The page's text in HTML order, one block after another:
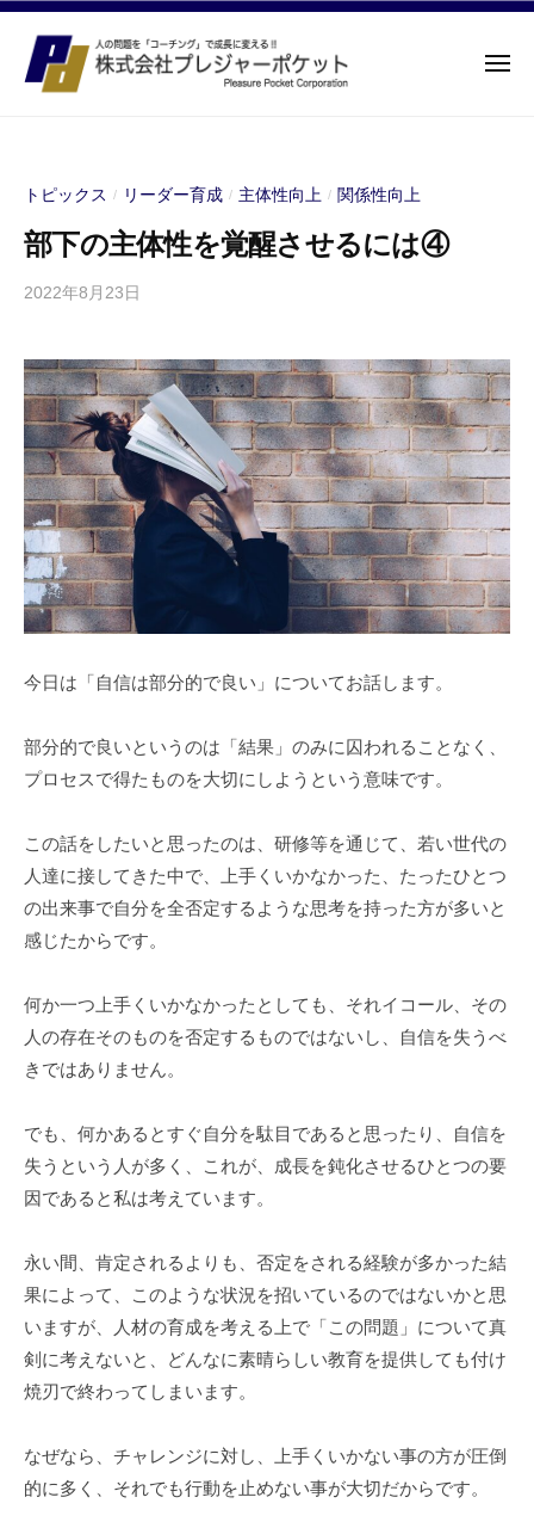
コ
プ
レ
ー
ポ
ケ
ッ
ト
支
援
と
組
革
。
コ
ー
チ
ン
グ
を
ベ
ス
し
た
ル
テ
ィ
グ
会
社
す
。
メ
トピックス / リーダー育成 / 主体性向上 / 関係性向上
部下の主体性を覚醒させるには④
2022年8月23日
p
e
e
d
a
n
今日は「自信は部分的で良い」についてお話します。
部分的で良いというのは「結果」のみに囚われることなく、
プロセスで得たものを大切にしようという意味です。
この話をしたいと思ったのは、研修等を通じて、若い世代の
人達に接してきた中で、上手くいかなかった、たったひとつ
の出来事で自分を全否定するような思考を持った方が多いと
感じたからです。
何か一つ上手くいかなかったとしても、それイコール、その
人の存在そのものを否定するものではないし、自信を失うべ
きではありません。
でも、何かあるとすぐ自分を駄目であると思ったり、自信を
失うという人が多く、これが、成長を鈍化させるひとつの要
因であると私は考えています。
永い間、肯定されるよりも、否定をされる経験が多かった結
果によって、このような状況を招いているのではないかと思
いますが、人材の育成を考える上で「この問題」について真
剣に考えないと、どんなに素晴らしい教育を提供しても付け
焼刃で終わってしまいます。
なぜなら、チャレンジに対し、上手くいかない事の方が圧倒
的に多く、それでも行動を止めない事が大切だからです。
会
社
ャ
ー
ポ
ケ